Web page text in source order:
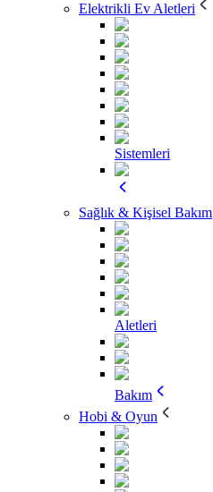
Elektrikli Ev Aletleri
Sistemleri
Sağlık & Kişisel Bakım
Aletleri
Bakım
Hobi & Oyun